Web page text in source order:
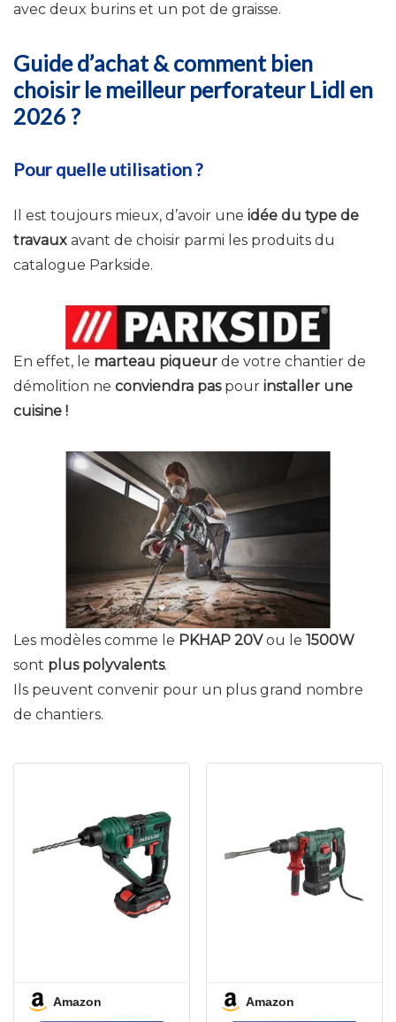
avec deux burins et un pot de graisse.
Guide d’achat & comment bien
choisir le meilleur perforateur Lidl en
2026 ?
Pour quelle utilisation ?
Il est toujours mieux, d’avoir une idée du type de
travaux avant de choisir parmi les produits du
catalogue Parkside.
En effet, le marteau piqueur de votre chantier de
démolition ne conviendra paspour installer une
cuisine !
Les modèles comme le PKHAP 20Vou le 1500W
sont plus polyvalents.
Ils peuvent convenir pour un plus grand nombre
de chantiers.
Amazon Amazon